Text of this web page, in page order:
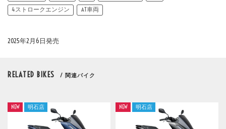
4ストロークエンジン
AT車両
2025年2月6日発売
RELATED BIKES / 関連バイク
NEW 明石店 NEW 明石店